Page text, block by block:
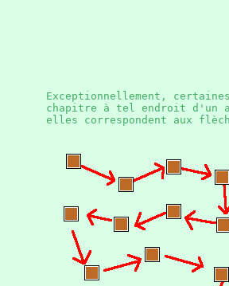
Exceptionnellement,
chapitre à tel endroit d'un
elles correspondent aux